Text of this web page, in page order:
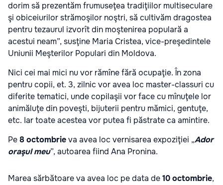
dorim să prezentăm frumuseţea tradiţiilor multiseculare
şi obiceiurilor strămoşilor noştri, să cultivăm dragostea
pentru tezaurul izvorît din moştenirea populară a
acestui neam”, susţine Maria Cristea, vice-preşedintele
Uniunii Meşterilor Populari din Moldova.
Nici cei mai mici nu vor rămîne fără ocupaţie. În zona
pentru copii, et. 3, zilnic vor avea loc master-classuri cu
diferite tematici, unde copilaşii vor face cu mînuţele lor
animăluţe din poveşti, bijuterii pentru mămici, gentuţe,
etc. Iar toate acestea vor putea fi păstrate ca amintire.
Pe8 octombrieva avea loc vernisarea expoziţiei „Ador
oraşul meu”, autoarea fiind Ana Pronina.
Marea sărbătoare va avea loc pe data de10 octombrie,